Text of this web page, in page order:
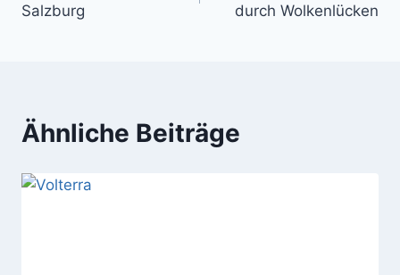
Salzburg
durch Wolkenlücken
Ähnliche Beiträge